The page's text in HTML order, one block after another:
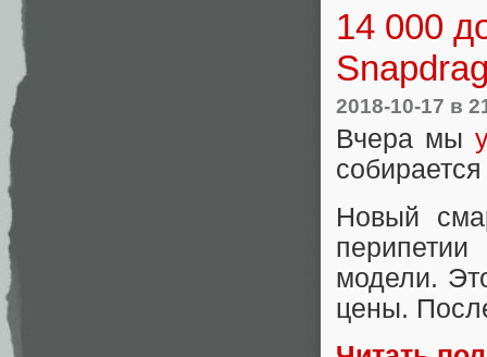
14 000
2018-10-17 в
Вчера мы
Новый
модели.
цены.